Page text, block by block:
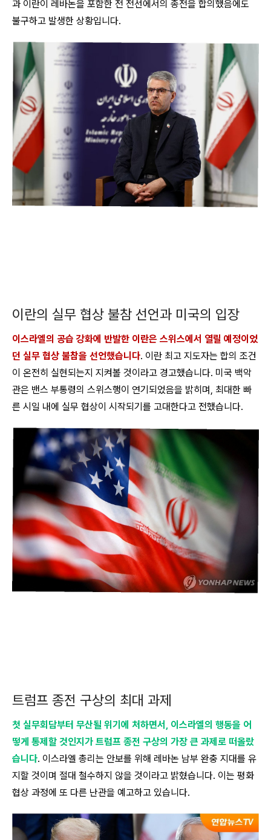
과 이란이 레바논을 포함한 전 전선에서의 종전을 합의했음에도
불구하고 발생한 상황입니다.
이란의 실무 협상 불참 선언과 미국의 입장
이스라엘의 공습 강화에 반발한 이란은 스위스에서 열릴 예정이었
던 실무 협상 불참을 선언했습니다. 이란 최고 지도자는 합의 조건
이 온전히 실현되는지 지켜볼 것이라고 경고했습니다. 미국 백악
관은 밴스 부통령의 스위스행이 연기되었음을 밝히며, 최대한 빠
른 시일 내에 실무 협상이 시작되기를 고대한다고 전했습니다.
트럼프 종전 구상의 최대 과제
첫 실무회담부터 무산될 위기에 처하면서, 이스라엘의 행동을 어
떻게 통제할 것인지가 트럼프 종전 구상의 가장 큰 과제로 떠올랐
습니다. 이스라엘 총리는 안보를 위해 레바논 남부 완충 지대를 유
지할 것이며 절대 철수하지 않을 것이라고 밝혔습니다. 이는 평화
협상 과정에 또 다른 난관을 예고하고 있습니다.